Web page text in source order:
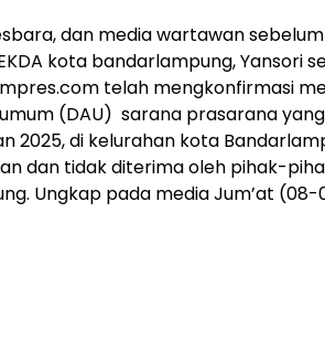
dan media wartawan
kota bandarlampung, Yansori
telah mengkonfirmasi
(DAU) sarana prasarana
2025, di kelurahan kota
dan tidak diterima oleh pihak-
Ungkap pada media Jum’at